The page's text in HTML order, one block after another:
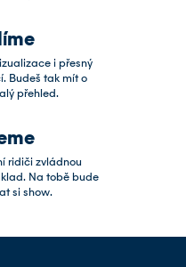
i přesný
Budeš tak mít o
přehled.
ridiči zvládnou
Na tobě bude
si show.